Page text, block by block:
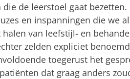
de leerstoel gaat
en inspanningen die we
van leefstijl- en
zelden expliciet
toegerust het
dat graag anders